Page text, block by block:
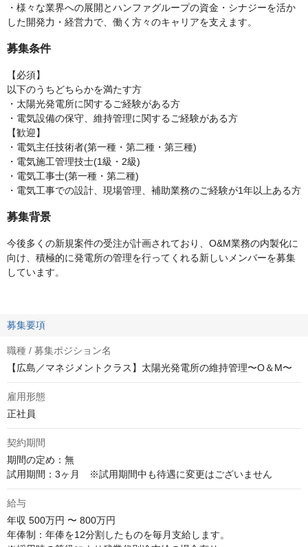
・様々な業界への展開とハンファグループの資金・シナジーを活か
した開発力・経営力で、働く方々のキャリアを支えます。
募集条件
【必須】
以下のうちどちらかを満たす方
・太陽光発電所に関するご経験がある方
・電気設備の保守、維持管理に関するご経験がある方
【歓迎】
・電気主任技術者(第一種・第二種・第三種)
・電気施工管理技士(1級・2級)
・電気工事士(第一種・第二種)
・電気工事での設計、現場管理、補助業務のご経験が1年以上ある方
募集背景
今後多くの新規案件の受注が計画されており、O&M業務の内製化に
向け、積極的に発電所の管理を行ってくれる新しいメンバーを募集
しています。
募集要項
職種 / 募集ポジション名
【広島／マネジメントクラス】太陽光発電所の維持管理〜O＆M〜
雇用形態
正社員
契約期間
期間の定め：無
試用期間：3ヶ月　※試用期間中も待遇に変更はございません
給与
年収 500万円 〜 800万円
年俸制：年俸を12分割したものを毎月支給します。